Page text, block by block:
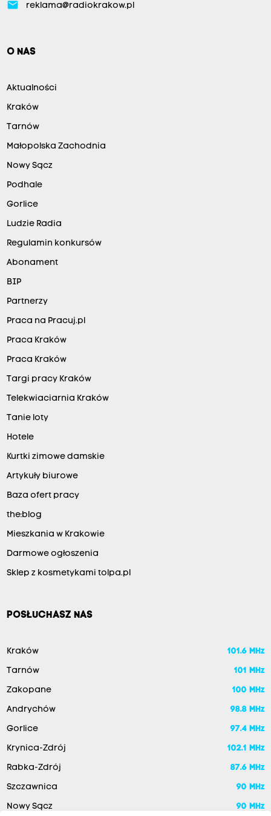
email reklama@radiokrakow.pl
O NAS
Aktualności
Kraków
Tarnów
Małopolska Zachodnia
Nowy Sącz
Podhale
Gorlice
Ludzie Radia
Regulamin konkursów
Abonament
BIP
Partnerzy
Praca na Pracuj.pl
Praca Kraków
Praca Kraków
Targi pracy Kraków
Telekwiaciarnia Kraków
Tanie loty
Hotele
Kurtki zimowe damskie
Artykuły biurowe
Baza ofert pracy
the:blog
Mieszkania w Krakowie
Darmowe ogłoszenia
Sklep z kosmetykami tolpa.pl
POSŁUCHASZ NAS
Kraków 101.6 MHz
Tarnów 101 MHz
Zakopane 100 MHz
Andrychów 98.8 MHz
Gorlice 97.4 MHz
Krynica-Zdrój 102.1 MHz
Rabka-Zdrój 87.6 MHz
Szczawnica 90 MHz
Nowy Sącz 90 MHz